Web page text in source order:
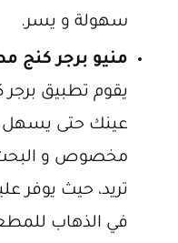
سهولة و يسر.
منيو برجر كنج مصر
يقوم تطبيق
عينك حتى يسهل
مخصوص و
تريد، حيث يوفر
في الذهاب